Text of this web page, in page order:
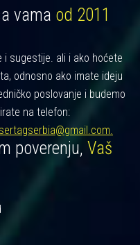
vama od 2011
i sugestije. ali i ako hoćete
odnosno ako imate ideju
poslovanje i budemo
na telefon:
poverenju, Vaš